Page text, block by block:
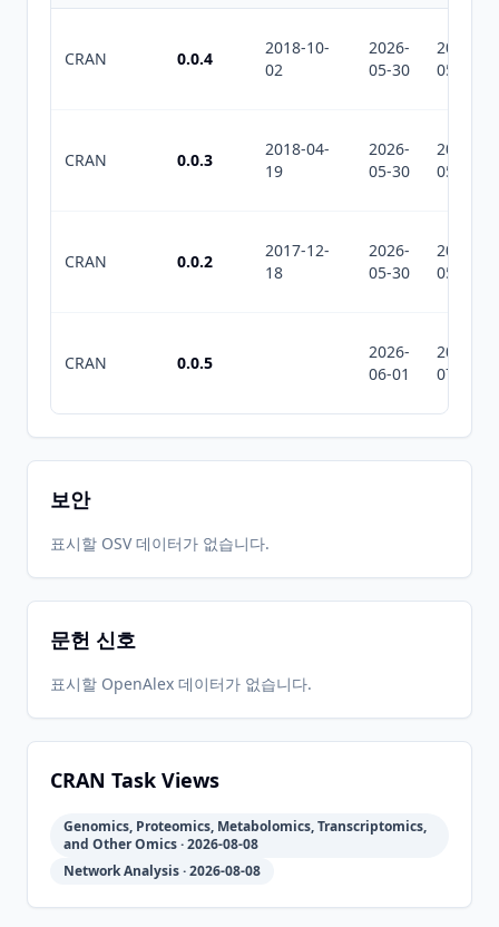
CRAN 0.0.4
2018-10-
02
2026-
05-30
2026-
05-30
CRAN 0.0.3
2018-04-
19
2026-
05-30
2026-
05-30
CRAN 0.0.2
2017-12-
18
2026-
05-30
2026-
05-30
CRAN 0.0.5
2026-
06-01
2026-
07-10
보안
표시할 OSV 데이터가 없습니다.
문헌 신호
표시할 OpenAlex 데이터가 없습니다.
CRAN Task Views
Genomics, Proteomics, Metabolomics, Transcriptomics,
and Other Omics · 2026-08-08
Network Analysis · 2026-08-08